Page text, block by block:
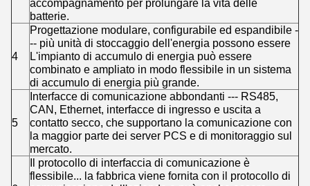
accompagnamento per prolungare la vita delle
batterie.
4
Progettazione modulare, configurabile ed espandibile -
-- più unità di stoccaggio dell'energia possono essere
L'impianto di accumulo di energia può essere
combinato e ampliato in modo flessibile in un sistema
di accumulo di energia più grande.
5
Interfacce di comunicazione abbondanti --- RS485,
CAN, Ethernet, interfacce di ingresso e uscita a
contatto secco, che supportano la comunicazione con
la maggior parte dei server PCS e di monitoraggio sul
mercato.
Il protocollo di interfaccia di comunicazione è
flessibile... la fabbrica viene fornita con il protocollo di